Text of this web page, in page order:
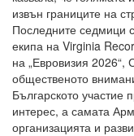
извън границите на
Последните седмици
екипа на Virginia
на „Евровизия
общественото
Българското участие
интерес, а самата
организацията и